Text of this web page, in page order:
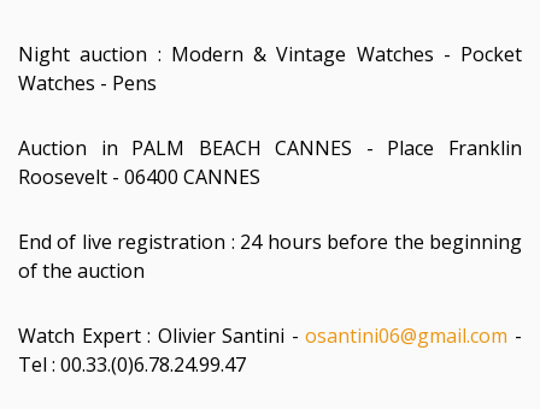
Night auction : Modern & Vintage Watches - Pocket
Watches - Pens
Auction in PALM BEACH CANNES - Place Franklin
Roosevelt - 06400 CANNES
End of live registration : 24 hours before the beginning
of the auction
Watch Expert : Olivier Santini -osantini06@gmail.com -
Tel : 00.33.(0)6.78.24.99.47